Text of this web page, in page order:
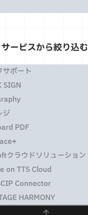
ービスから絞り込む
ポート
SIGN
ジ
PDF
クラウドソリューション
on TTS Cloud
Connector
HARMONY